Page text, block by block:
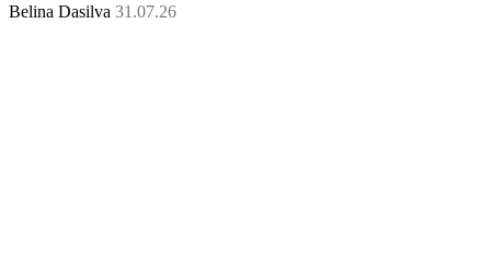
Belina Dasilva 31.07.26